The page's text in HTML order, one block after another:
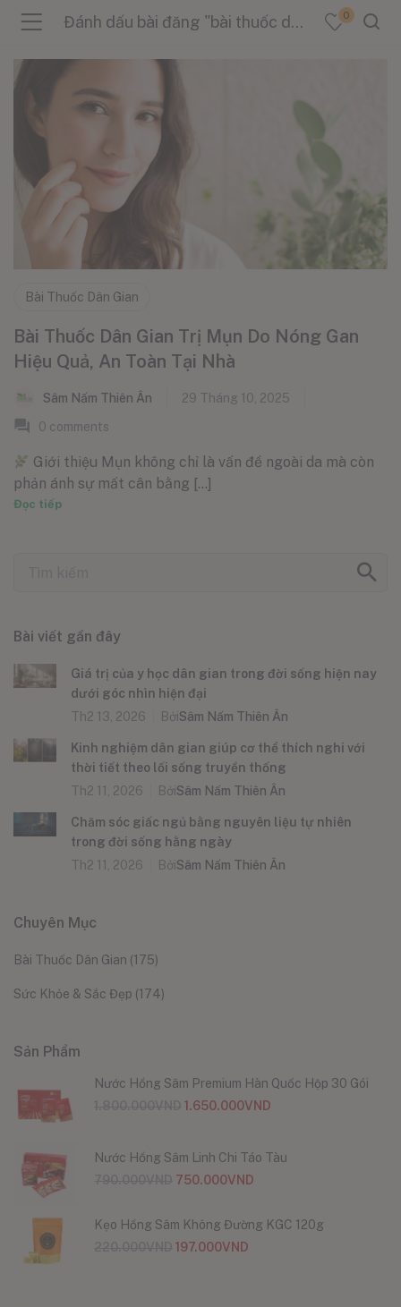
(Danh Mục )
(Tin Tức )
Đánh dấu bài đăng "bài thuốc dân gian trị mụn" 0
Bài Thuốc Dân Gian
Bài Thuốc Dân Gian Trị Mụn Do Nóng Gan
Hiệu Quả, An Toàn Tại Nhà
Sâm Nấm Thiên Ân
29 Tháng 10, 2025
0 comments
Giới thiệu Mụn không chỉ là vấn đề ngoài da mà còn
phản ánh sự mất cân bằng [...]
Đọc tiếp
Bài viết gần đây
Giá trị của y học dân gian trong đời sống hiện nay
dưới góc nhìn hiện đại
Th2 13, 2026
BởiSâm Nấm Thiên Ân
Kinh nghiệm dân gian giúp cơ thể thích nghi với
thời tiết theo lối sống truyền thống
Th2 11, 2026
BởiSâm Nấm Thiên Ân
Chăm sóc giấc ngủ bằng nguyên liệu tự nhiên
trong đời sống hằng ngày
Th2 11, 2026
BởiSâm Nấm Thiên Ân
Chuyên Mục
Bài Thuốc Dân Gian (175)
Sức Khỏe & Sắc Đẹp (174)
Sản Phẩm
Nước Hồng Sâm Premium Hàn Quốc Hộp 30 Gói
1.650.000VND
Nước Hồng Sâm Linh Chi Táo Tàu
750.000VND
Kẹo Hồng Sâm Không Đường KGC 120g
197.000VND